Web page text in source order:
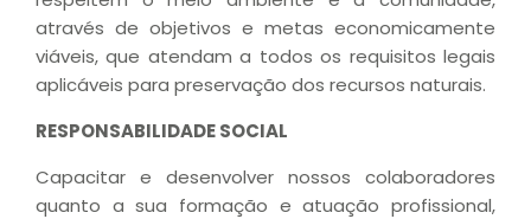
através de objetivos e metas economicamente
viáveis, que atendam a todos os requisitos legais
aplicáveis para preservação dos recursos naturais.
RESPONSABILIDADE SOCIAL
Capacitar e desenvolver nossos colaboradores
quanto a sua formação e atuação profissional,